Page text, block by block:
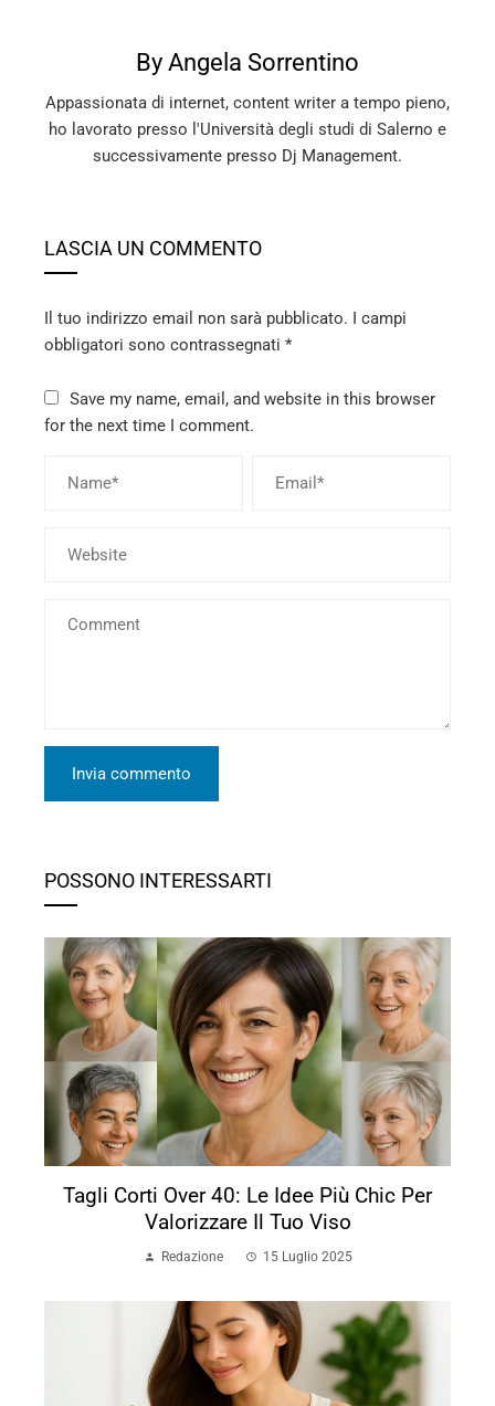
By Angela Sorrentino
Appassionata di internet, content writer a tempo pieno,
ho lavorato presso l'Università degli studi di Salerno e
successivamente presso Dj Management.
LASCIA UN COMMENTO
Il tuo indirizzo email non sarà pubblicato.
I campi
obbligatori sono contrassegnati *
Save my name, email, and website in this browser
for the next time I comment.
POSSONO INTERESSARTI
Tagli Corti Over 40: Le Idee Più Chic Per
Valorizzare Il Tuo Viso
Redazione 15 Luglio 2025